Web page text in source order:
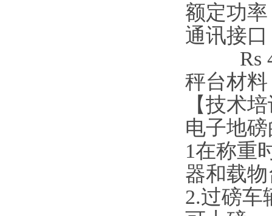
额定功
通讯接
Rs
秤台材
【技术
电子地
1在称重
器和载
2.过磅车